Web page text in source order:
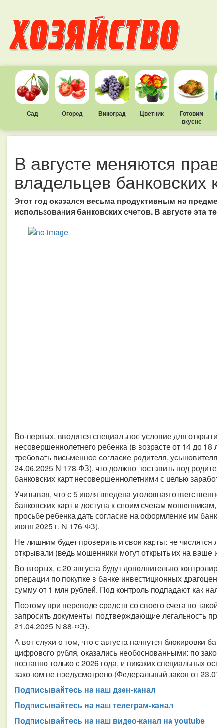
Сад Огород Виноград Цветник
Готовим
вкусно
В августе меняются
владельцев банковских
Этот год оказался весьма продуктивным на
использования банковских счетов. В августе эта
Во-первых, вводится специальное условие для
несовершеннолетнего ребенка (в возрасте от 14 до 18
требовать письменное согласие родителя,
24.06.2025 N 178-ФЗ), что должно поставить под
банковских карт несовершеннолетними с целью
Учитывая, что с 5 июля введена уголовная
банковских карт и доступа к своим счетам
просьбе ребенка дать согласие на оформление им
июня 2025 г. N 176-ФЗ).
Не лишним будет проверить и свои карты: не
открывали (ведь мошенники могут открыть их на ваше
Во-вторых, с 20 августа будут дополнительно
операции по покупке в банке инвестиционных
сумму от 1 млн рублей. Под контроль подпадают как
Поэтому при переводе средств со своего счета по
запросить документы, подтверждающие легальность
21.04.2025 N 88-ФЗ).
А вот слухи о том, что с августа начнутся блокировки
цифрового рубля, оказались необоснованными: по
поэтапно только с 2026 года, и никаких специальных
законом не предусмотрено (Федеральный закон от
Подписывайтесь на наш дзен-канал
Подписывайтесь на наш телеграм-канал
Подписывайтесь на наш видео-канал на youtube